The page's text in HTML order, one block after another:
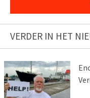
VERDER IN HET